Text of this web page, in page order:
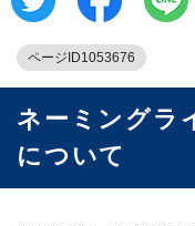
ページID1053676
ネーミングラ
について